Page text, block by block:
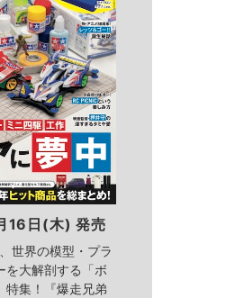
16日(木) 発売
世界の模型・プラ
を大解剖する「ボ
特集！『爆走兄弟